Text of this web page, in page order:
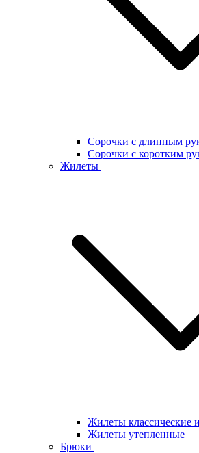
Сорочки с длинным
Сорочки с коротким
Жилеты
Жилеты классические
Жилеты утепленные
Брюки